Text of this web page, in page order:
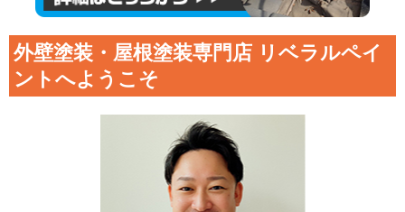
外壁塗装・屋根塗装専門店 リベラルペイ
ントへようこそ